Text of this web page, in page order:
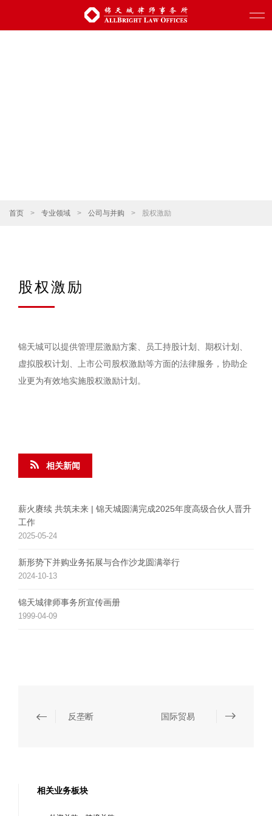
首页 > 专业领域 > 公司与并购 > 股权激励
股权激励
锦天城可以提供管理层激励方案、员工持股计划、期权计划、
虚拟股权计划、上市公司股权激励等方面的法律服务，协助企
业更为有效地实施股权激励计划。
相关新闻
薪火赓续 共筑未来 | 锦天城圆满完成2025年度高级合伙人晋升
工作
2025-05-24
新形势下并购业务拓展与合作沙龙圆满举行
2024-10-13
锦天城律师事务所宣传画册
1999-04-09
反垄断 国际贸易
相关业务板块